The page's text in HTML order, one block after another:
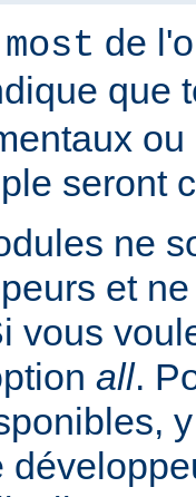
most de
que
seront
ne
et
vous
all.